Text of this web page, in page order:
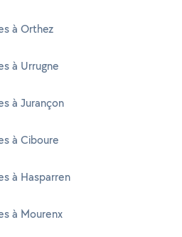
à Orthez
à Urrugne
à Jurançon
à Ciboure
à Hasparren
à Mourenx